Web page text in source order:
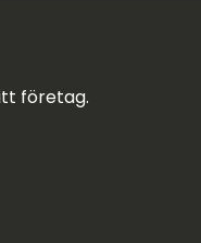
företag.